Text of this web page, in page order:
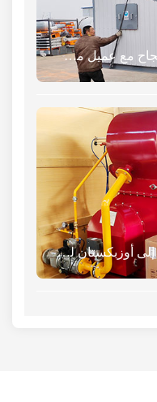
ZOOMLINE تم توقيع طلب بنجاح مع عميل من قيرغيزستان
خنان ZOOMLINE شحن ناجح إلى أوزبكستان لمواقد الغاز ثنائية الاستخدام في مصانع الأسفلت